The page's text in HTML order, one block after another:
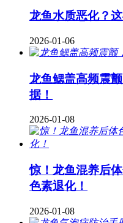
龙鱼水质恶化？
2026-01-06
龙鱼鳃盖高频震
据！
2026-01-08
惊！龙鱼混养后
色素退化！
2026-01-08